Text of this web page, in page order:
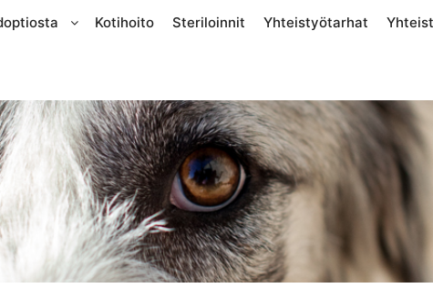
Kotihoito Steriloinnit Yhteistyötarhat